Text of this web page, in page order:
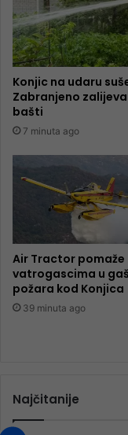
Konjic na udaru
Zabranjeno
bašti
7 minuta ago
Air Tractor pomaže
vatrogascima u
požara kod Konjica
39 minuta ago
Najčitanije